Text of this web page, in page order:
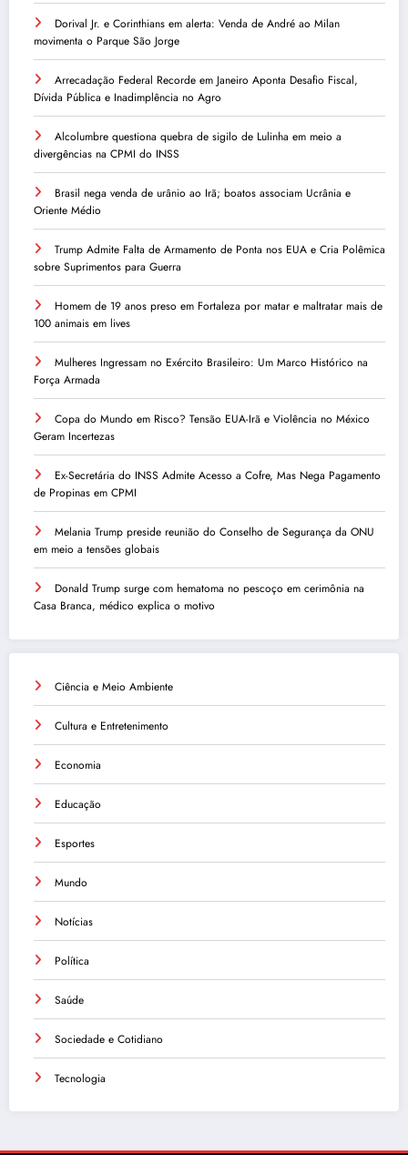
Dorival Jr. e Corinthians em alerta: Venda de André ao Milan
movimenta o Parque São Jorge
Arrecadação Federal Recorde em Janeiro Aponta Desafio Fiscal,
Dívida Pública e Inadimplência no Agro
Alcolumbre questiona quebra de sigilo de Lulinha em meio a
divergências na CPMI do INSS
Brasil nega venda de urânio ao Irã; boatos associam Ucrânia e
Oriente Médio
Trump Admite Falta de Armamento de Ponta nos EUA e Cria Polêmica
sobre Suprimentos para Guerra
Homem de 19 anos preso em Fortaleza por matar e maltratar mais de
100 animais em lives
Mulheres Ingressam no Exército Brasileiro: Um Marco Histórico na
Força Armada
Copa do Mundo em Risco? Tensão EUA-Irã e Violência no México
Geram Incertezas
Ex-Secretária do INSS Admite Acesso a Cofre, Mas Nega Pagamento
de Propinas em CPMI
Melania Trump preside reunião do Conselho de Segurança da ONU
em meio a tensões globais
Donald Trump surge com hematoma no pescoço em cerimônia na
Casa Branca, médico explica o motivo
Ciência e Meio Ambiente
Cultura e Entretenimento
Economia
Educação
Esportes
Mundo
Notícias
Política
Saúde
Sociedade e Cotidiano
Tecnologia